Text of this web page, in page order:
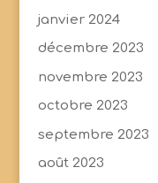
janvier 2024
décembre 2023
novembre 2023
octobre 2023
septembre 2023
août 2023